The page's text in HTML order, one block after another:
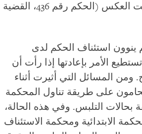
بافتراض مصداقية محاضر الشرطة إلى أن يثبت العكس (الحكم رقم 436، القضية
ينوون استئناف الحكم لدى
الأمر بإعادتها إذا رأت أن
المسائل التي أثيرت أثناء
على طريقة تناول المحكمة
بحالات التلبس. وفي هذه الحالة،
الابتدائية ومحكمة الاستئناف